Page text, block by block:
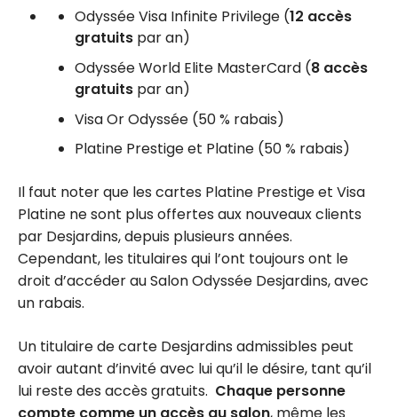
Odyssée Visa Infinite Privilege (12 accès
gratuits par an)
Odyssée World Elite MasterCard (8 accès
gratuits par an)
Visa Or Odyssée (50 % rabais)
Platine Prestige et Platine (50 % rabais)
Il faut noter que les cartes Platine Prestige et Visa
Platine ne sont plus offertes aux nouveaux clients
par Desjardins, depuis plusieurs années.
Cependant, les titulaires qui l’ont toujours ont le
droit d’accéder au Salon Odyssée Desjardins, avec
un rabais.
Un titulaire de carte Desjardins admissibles peut
avoir autant d’invité avec lui qu’il le désire, tant qu’il
lui reste des accès gratuits. Chaque personne